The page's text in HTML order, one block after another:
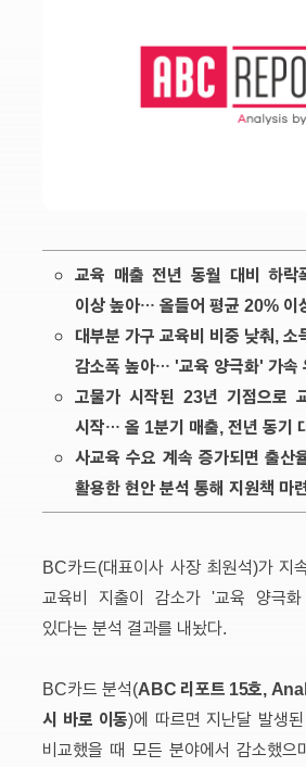
교육 매출 전년 동월 대비 하락
이상 높아… 올들어 평균 20% 이
대부분 가구 교육비 비중 낮춰, 소
감소폭 높아… '교육 양극화' 가속
고물가 시작된 23년 기점으로
시작… 올 1분기 매출, 전년 동기
사교육 수요 계속 증가되면 출산
활용한 현안 분석 통해 지원책 마
BC카드(대표이사 사장 최원석)가 지
교육비 지출이 감소가 '교육 양극
있다는 분석 결과를 내놨다.
BC카드 분석(ABC 리포트 15호,
시 바로 이동)에 따르면 지난달 발생
비교했을 때 모든 분야에서 감소했으